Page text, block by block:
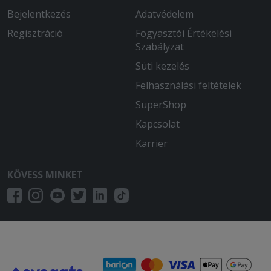
íztelen volt-nem érződött rajta a
fokhagyma sem.Nem volt egyenletesen
A menü, a tál és a palacsinta is isteni
Ìzre finom volt a gyros, a
hasàbburgonya a halhoz szàraz volt, és
sajnos a két darab ezersziget öntetet
Nagyon finom volt! Köszönjük szépen!
Bejelentkezés
Regisztráció
Adatvédelem
Fogyasztói Értékelési
Szabályzat
Süti kezelés
Felhasználási feltételek
SuperShop
Kapcsolat
Karrier
KÖVESS MINKET